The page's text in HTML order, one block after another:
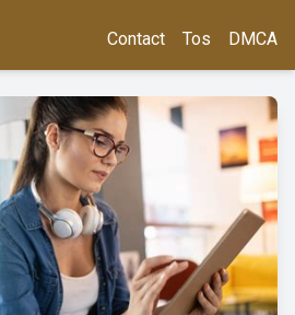
Contact Tos DMCA